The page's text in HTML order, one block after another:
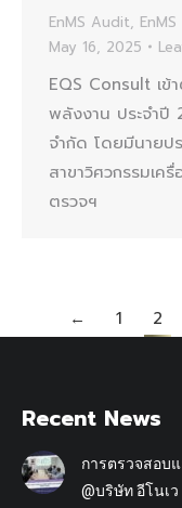
EnMS Audit,
May 16, 2025
EQS Consult เข้
พลังงาน ประจำปี
จำกัด โดยมีนาย
สาขาวิศวกรรมเค
ตรวจฯ
← 1 2
Recent News
การตรวจสอบ
@บริษัท อีโนเ